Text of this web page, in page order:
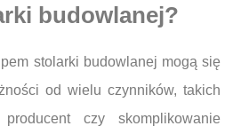
budowlanej?
stolarki budowlanej mogą się
od wielu czynników, takich
czy skomplikowanie